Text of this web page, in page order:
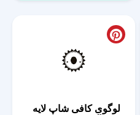
لوگوی کافی شاپ لایه